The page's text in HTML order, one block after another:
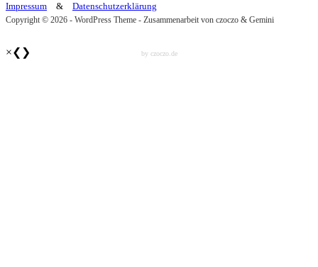
by czoczo.de
Impressum & Datenschutzerklärung
Copyright © 2026 - WordPress Theme - Zusammenarbeit von czoczo & Gemini
×❮ ❯